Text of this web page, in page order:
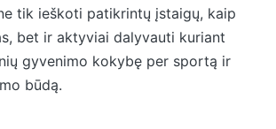
tik ieškoti patikrintų įstaigų, kaip
bet ir aktyviai dalyvauti kuriant
gyvenimo kokybę per sportą ir
būdą.